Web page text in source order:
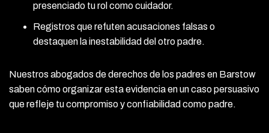
presenciado tu rol como cuidador.
Registros que refuten acusaciones falsas o
destaquen la inestabilidad del otro padre.
Nuestros abogados de derechos de los padres en Barstow
saben cómo organizar esta evidencia en un caso persuasivo
que refleje tu compromiso y confiabilidad como padre.